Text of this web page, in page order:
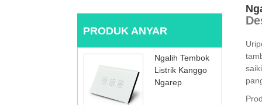
PRODUK ANYAR
Ngalih Tembok
Listrik Kanggo
Ngarep